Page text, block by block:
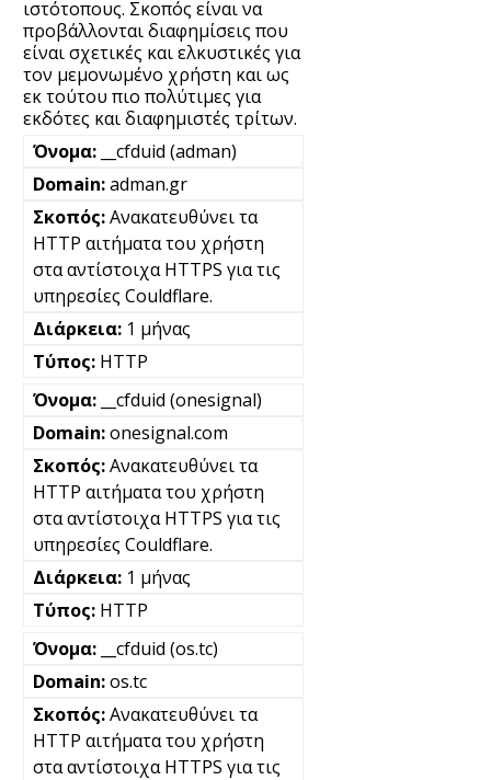
ιστότοπους. Σκοπός είναι να
προβάλλονται διαφημίσεις που
είναι σχετικές και ελκυστικές για
τον μεμονωμένο χρήστη και ως
εκ τούτου πιο πολύτιμες για
εκδότες και διαφημιστές τρίτων.
__cfduid (adman)
adman.gr
Ανακατευθύνει τα
HTTP αιτήματα του χρήστη
στα αντίστοιχα HTTPS για τις
υπηρεσίες Couldflare.
1 μήνας
HTTP
__cfduid (onesignal)
onesignal.com
Ανακατευθύνει τα
HTTP αιτήματα του χρήστη
στα αντίστοιχα HTTPS για τις
υπηρεσίες Couldflare.
1 μήνας
HTTP
__cfduid (os.tc)
os.tc
Ανακατευθύνει τα
HTTP αιτήματα του χρήστη
στα αντίστοιχα HTTPS για τις